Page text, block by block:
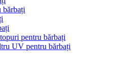
bărbați
pentru bărbați
UV pentru bărbați